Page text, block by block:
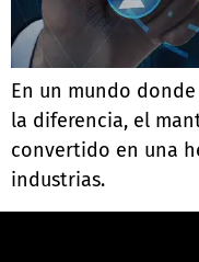
En un mundo
la diferencia, el
convertido en una
industrias.